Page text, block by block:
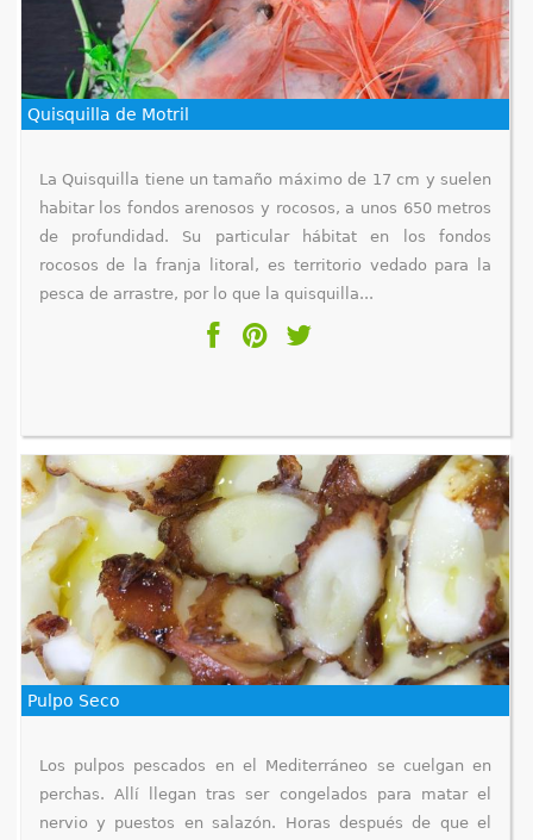
t
d
a
q
í
Quisquilla de Motril
La Quisquilla tiene un tamaño máximo de 17 cm y suelen
habitar los fondos arenosos y rocosos, a unos 650 metros
de profundidad. Su particular hábitat en los fondos
rocosos de la franja litoral, es territorio vedado para la
pesca de arrastre, por lo que la quisquilla...
Pulpo Seco
Los pulpos pescados en el Mediterráneo se cuelgan en
perchas. Allí llegan tras ser congelados para matar el
nervio y puestos en salazón. Horas después de que el